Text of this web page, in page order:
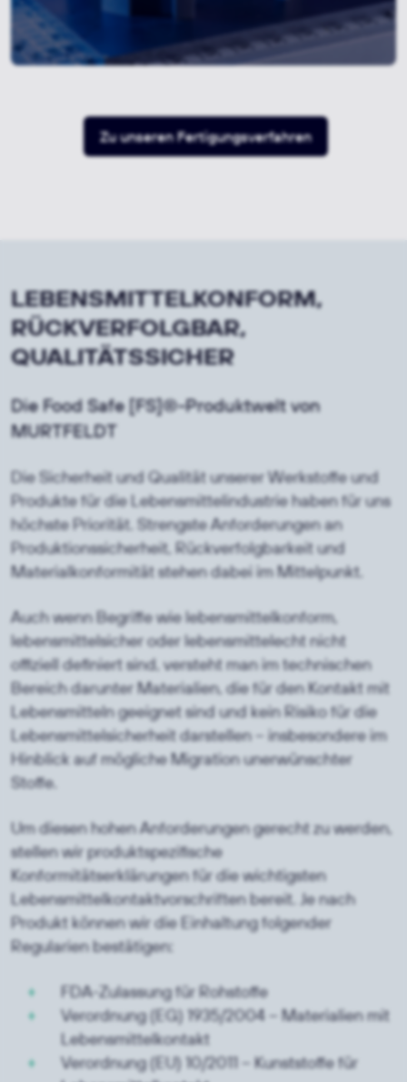
Zu unseren Fertigungsverfahren
LEBENSMITTELKONFORM,
RÜCKVERFOLGBAR,
QUALITÄTSSICHER
Die Food Safe [FS]®-Produktwelt von
MURTFELDT
Die Sicherheit und Qualität unserer Werkstoffe und
Produkte für die Lebensmittelindustrie haben für uns
höchste Priorität. Strengste Anforderungen an
Produktionssicherheit, Rückverfolgbarkeit und
Materialkonformität stehen dabei im Mittelpunkt.
Auch wenn Begriffe wie lebensmittelkonform,
lebensmittelsicher oder lebensmittelecht nicht
offiziell definiert sind, versteht man im technischen
Bereich darunter Materialien, die für den Kontakt mit
Lebensmitteln geeignet sind und kein Risiko für die
Lebensmittelsicherheit darstellen – insbesondere im
Hinblick auf mögliche Migration unerwünschter
Stoffe.
Um diesen hohen Anforderungen gerecht zu werden,
stellen wir produktspezifische
Konformitätserklärungen für die wichtigsten
Lebensmittelkontaktvorschriften bereit. Je nach
Produkt können wir die Einhaltung folgender
Regularien bestätigen:
FDA-Zulassung für Rohstoffe
Verordnung (EG) 1935/2004 – Materialien mit
Lebensmittelkontakt
Verordnung (EU) 10/2011 – Kunststoffe für